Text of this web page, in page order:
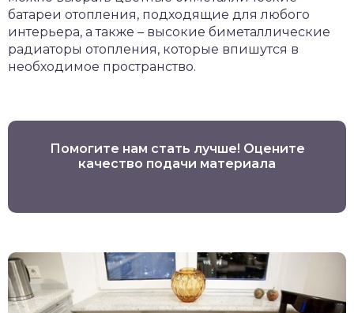
батареи отопления, подходящие для любого
интерьера, а также – высокие биметаллические
радиаторы отопления, которые впишутся в
необходимое пространство.
Помогите нам стать лучше! Оцените
качество подачи материала